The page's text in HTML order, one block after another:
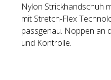
Nylon Strickhandschuh
mit Stretch-Flex
passgenau. Noppen an
und Kontrolle.